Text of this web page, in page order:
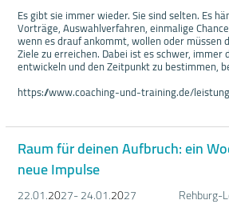
​Es gibt sie immer wieder. Sie sind selten. Es
Vorträge, Auswahlverfahren, einmalige
wenn es drauf ankommt, wollen oder müssen
Ziele zu erreichen. Dabei ist es schwer,
entwickeln und den Zeitpunkt zu bestimmen,
https://www.coaching-und-training.de/
Raum für deinen Aufbruch: ein
neue Impulse
22.01.2027- 24.01.2027 Rehburg-